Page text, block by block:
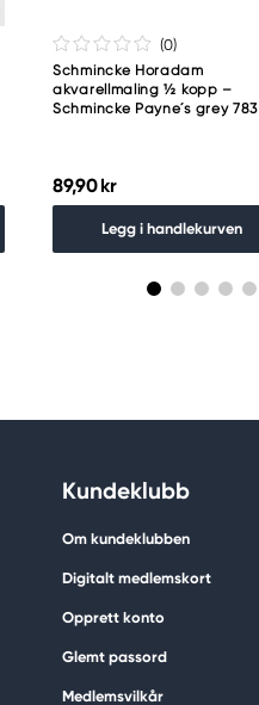
(0)
Schmincke Horadam
akvarellmaling ½ kopp –
Schmincke Payne´s grey 783
89,90 kr
Legg i handlekurven
Kundeklubb
Om kundeklubben
Digitalt medlemskort
Opprett konto
Glemt passord
Medlemsvilkår